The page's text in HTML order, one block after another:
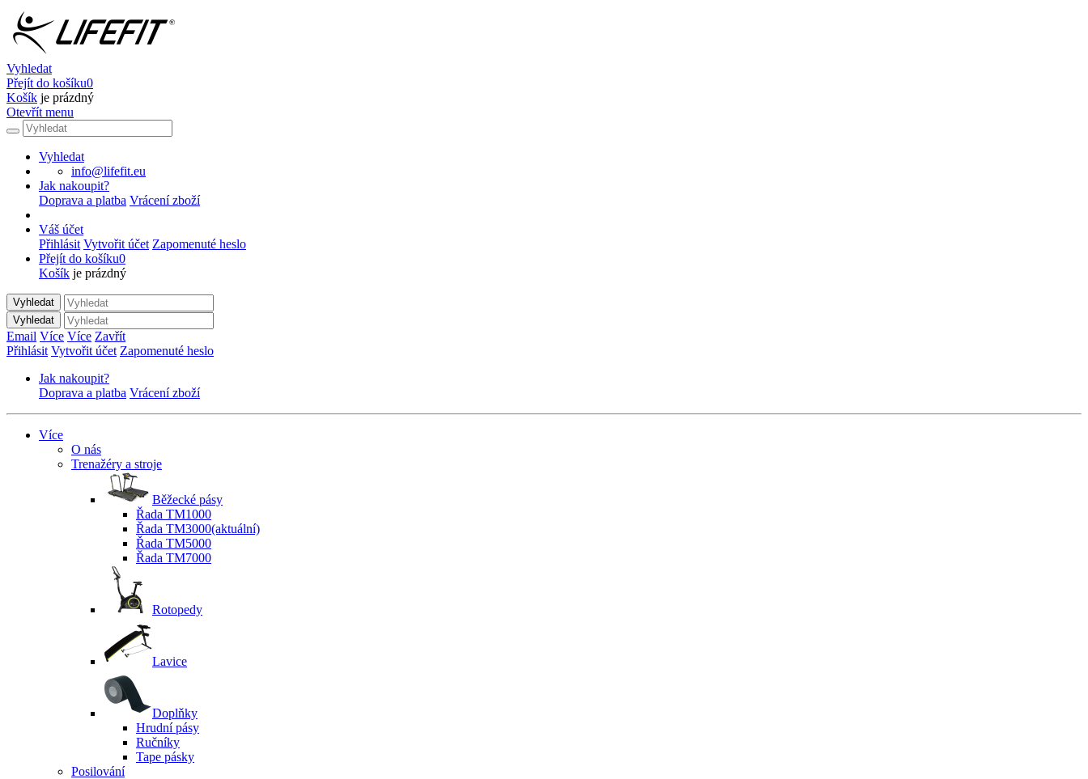
Vyhledat
Přejít do košíku0
Košík je prázdný
Otevřít menu
Vyhledat
info@lifefit.eu
Jak nakoupit?
Doprava a platba Vrácení zboží
Váš účet
Přihlásit Vytvořit účet Zapomenuté heslo
Přejít do košíku0
Košík je prázdný
Vyhledat
Vyhledat
Email Více Více Zavřít
Přihlásit Vytvořit účet Zapomenuté heslo
Jak nakoupit?
Doprava a platba Vrácení zboží
Více
O nás
Trenažéry a stroje
Běžecké pásy
Řada TM1000
Řada TM3000(aktuální)
Řada TM5000
Řada TM7000
Rotopedy
Lavice
Doplňky
Hrudní pásy
Ručníky
Tape pásky
Posilování